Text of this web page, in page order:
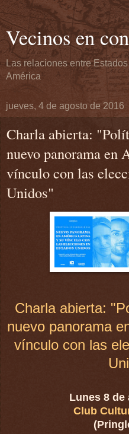
Vecinos en
Las relaciones entre
América
jueves, 4 de agosto de 2016
Charla abierta:
nuevo panorama en
vínculo con las
Unidos"
Charla abierta:
nuevo panorama
vínculo con las
Lunes 8 de
Club